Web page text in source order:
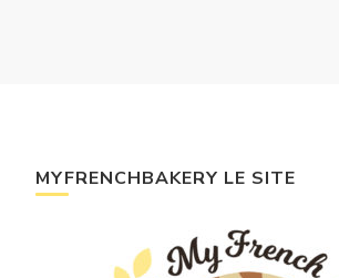
MYFRENCHBAKERY LE SITE